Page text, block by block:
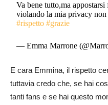
Va bene tutto,ma
violando la mia privacy
#rispetto #grazie
— Emma Marrone
E cara Emmina, il rispetto
tuttavia credo che, se hai
tanti fans e se hai questo